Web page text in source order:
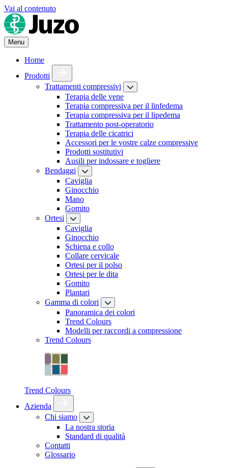
Vai al contenuto
Menu
Home
Prodotti
Trattamenti compressivi
Terapia delle vene
Terapia compressiva per il linfedema
Terapia compressiva per il lipedema
Trattamento post-operatorio
Terapia delle cicatrici
Accessori per le vostre calze compressive
Prodotti sostitutivi
Ausili per indossare e togliere
Bendaggi
Caviglia
Ginocchio
Mano
Gomito
Ortesi
Caviglia
Ginocchio
Schiena e collo
Collare cervicale
Ortesi per il polso
Ortesi per le dita
Gomito
Plantari
Gamma di colori
Panoramica dei colori
Trend Colours
Modelli per raccordi a compressione
Trend Colours
Trend Colours
Azienda
Chi siamo
La nostra storia
Standard di qualità
Contatti
Glossario